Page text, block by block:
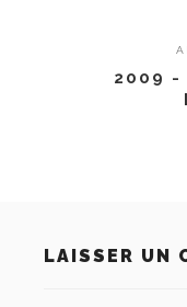
2009 -
LAISSER UN